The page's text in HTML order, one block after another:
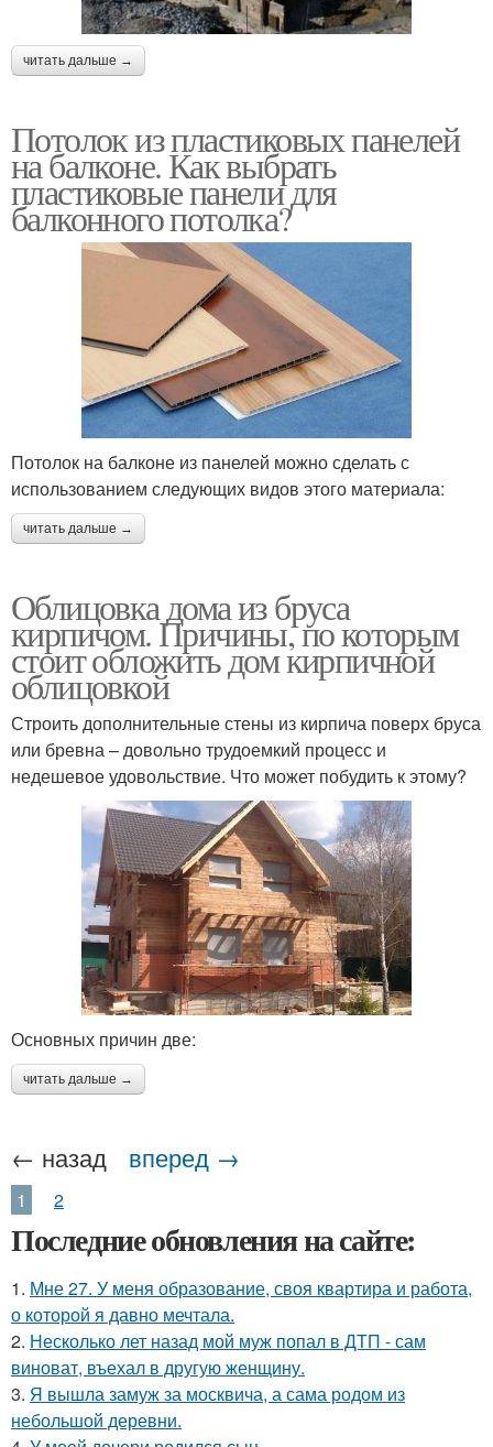
читать дальше →
Потолок из пластиковых панелей
на балконе. Как выбрать
пластиковые панели для
балконного потолка?
Потолок на балконе из панелей можно сделать с
использованием следующих видов этого материала:
читать дальше →
Облицовка дома из бруса
кирпичом. Причины, по которым
стоит обложить дом кирпичной
облицовкой
Строить дополнительные стены из кирпича поверх бруса
или бревна – довольно трудоемкий процесс и
недешевое удовольствие. Что может побудить к этому?
Основных причин две:
читать дальше →
← назад вперед →
1 2
Последние обновления на сайте:
1. Мне 27. У меня образование, своя квартира и работа,
о которой я давно мечтала.
2. Несколько лет назад мой муж попал в ДТП - сам
виноват, въехал в другую женщину.
3. Я вышла замуж за москвича, а сама родом из
небольшой деревни.